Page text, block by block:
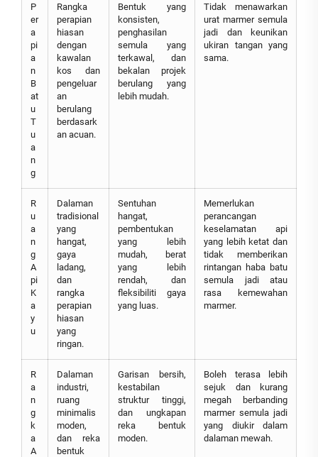
P
er
a
pi
a
n
B
at
u
T
u
a
n
g
Rangka
perapian
hiasan
dengan
kawalan
kos dan
pengeluar
an
berulang
berdasark
an acuan.
Bentuk yang
konsisten,
penghasilan
semula yang
terkawal, dan
bekalan projek
berulang yang
lebih mudah.
Tidak menawarkan
urat marmer semula
jadi dan keunikan
ukiran tangan yang
sama.
R
u
a
n
g
A
pi
K
a
y
u
Dalaman
tradisional
yang
hangat,
gaya
ladang,
dan
rangka
perapian
hiasan
yang
ringan.
Sentuhan
hangat,
pembentukan
yang lebih
mudah, berat
yang lebih
rendah, dan
fleksibiliti gaya
yang luas.
Memerlukan
perancangan
keselamatan api
yang lebih ketat dan
tidak memberikan
rintangan haba batu
semula jadi atau
rasa kemewahan
marmer.
R
a
n
g
k
a
A
Dalaman
industri,
ruang
minimalis
moden,
dan reka
bentuk
Garisan bersih,
kestabilan
struktur tinggi,
dan ungkapan
reka bentuk
moden.
Boleh terasa lebih
sejuk dan kurang
megah berbanding
marmer semula jadi
yang diukir dalam
dalaman mewah.